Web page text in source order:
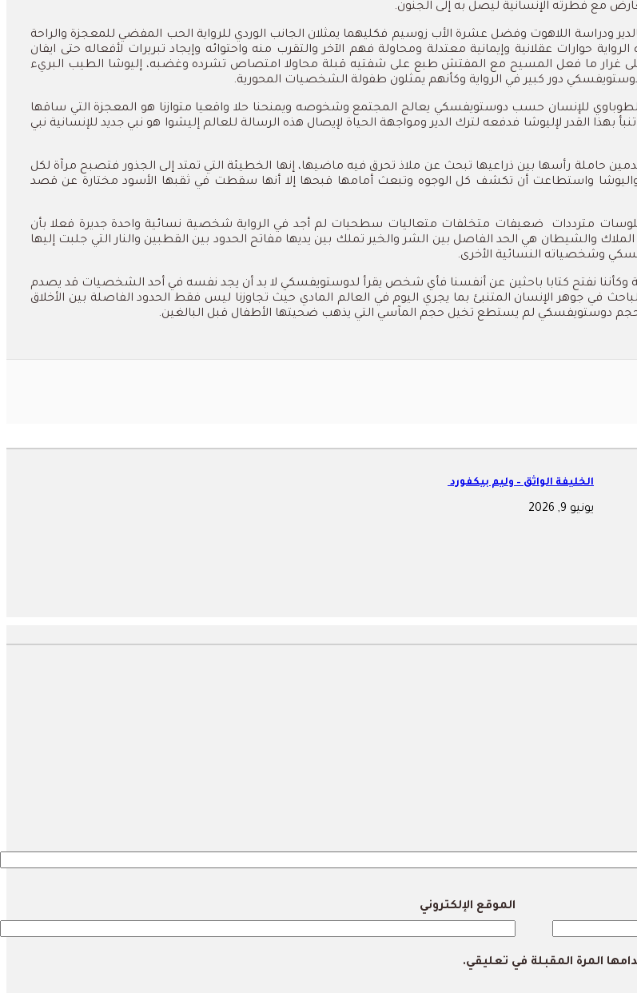
مع فطرته الإنسانية ليصل به إلى الجنون.
ودراسة اللاهوت وفضل عشرة الأب زوسيم فكليهما يمثلان الجانب الوردي للرواية الحب المفضي للمعجزة والراحة
الرواية حوارات عقلانية وإيمانية معتدلة ومحاولة فهم الآخر والتقرب منه واحتوائه وإيجاد تبريرات لأفعاله حتى ايفان
غرار ما فعل المسيح مع المفتش طبع على شفتيه قبلة محاولا امتصاص تشرده وغضبه، إليوشا الطيب البريء
دور كبير في الرواية وكأنهم يمثلون طفولة الشخصيات المحورية.
للإنسان حسب دوستويفسكي يعالج المجتمع وشخوصه ويمنحنا حلا واقعيا متوازنا هو المعجزة التي ساقها
بهذا القدر لإليوشا فدفعه لترك الدير ومواجهة الحياة لإيصال هذه الرسالة للعالم إليشوا هو نبي جديد للإنسانية نبي
حاملة رأسها بين ذراعيها تبحث عن ملاذ تحرق فيه ماضيها، إنها الخطيئة التي تمتد إلى الجذور فتصبح مرآة لكل
واليوشا واستطاعت أن تكشف كل الوجوه وتبعث أمامها قبحها إلا أنها سقطت في ثقبها الأسود مختارة عن قصد
مترددات
ضعيفات متخلفات متعاليات سطحيات لم أجد في الرواية شخصية نسائية واحدة جديرة فعلا بأن
والشيطان هي الحد الفاصل بين الشر والخير تملك بين يديها مفاتح الحدود بين القطبين والنار التي جلبت إليها
وشخصياته النسائية الأخرى.
نفتح كتابا باحثين عن أنفسنا فأي شخص يقرأ لدوستويفسكي لا بد أن يجد نفسه في أحد الشخصيات قد يصدم
في جوهر الإنسان المتنبئ بما يجري اليوم في العالم المادي حيث تجاوزنا ليس فقط الحدود الفاصلة بين الأخلاق
بحجم دوستويفسكي لم يستطع تخيل حجم المآسي التي يذهب ضحيتها الأطفال قبل البالغين.
الخليفة الواثق – وليم بيكفورد
يونيو 9, 2026
الموقع الإلكتروني
المرة المقبلة في تعليقي.